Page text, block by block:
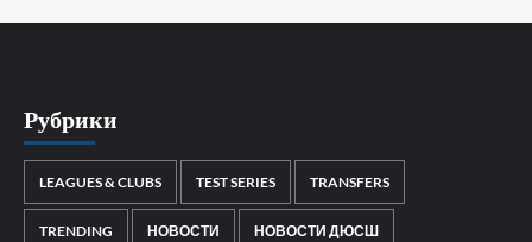
Рубрики
LEAGUES & CLUBS TEST SERIES TRANSFERS
TRENDING НОВОСТИ НОВОСТИ ДЮСШ